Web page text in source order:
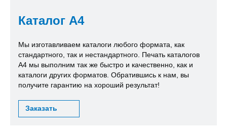
Каталог А4
Мы изготавливаем каталоги любого формата, как
стандартного, так и нестандартного. Печать каталогов
А4 мы выполним так же быстро и качественно, как и
каталоги других форматов. Обратившись к нам, вы
получите гарантию на хороший результат!
Заказать